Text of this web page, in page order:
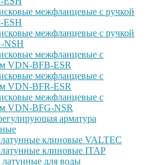
межфланцевые с ручкой
ESH
межфланцевые с ручкой
NSH
межфланцевые с
VDN-BFB-ESR
межфланцевые с
VDN-BFR-ESR
межфланцевые с
VDN-BFG-NSR
арматура
клиновые VALTEC
клиновые ITAP
для воды